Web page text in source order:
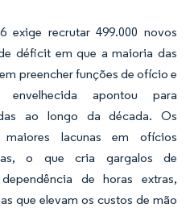
exige recrutar 499.000 novos
déficit em que a maioria das
preencher funções de ofício e
apontou para
ao longo da década. Os
maiores lacunas em ofícios
o que cria gargalos de
de horas extras,
que elevam os custos de mão